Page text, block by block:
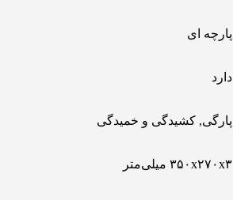
پارچه ای
دارد
پارگی, کشیدگی و خمیدگی
۳۵۰x۲۷۰x۳ میلی‌متر